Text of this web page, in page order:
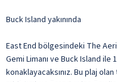
Buck Island yakınında
East End bölgesindeki The
Gemi Limanı ve Buck Island
konaklayacaksınız. Bu plaj